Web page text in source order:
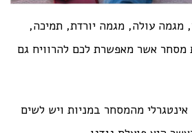
מגמה עולה, מגמה יורדת, תמיכה,
מסחר אשר מאפשרת לכם להרוויח גם
אינטגרלי מהמסחר במניות ויש לשים